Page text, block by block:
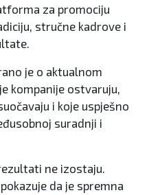
za promociju
stručne kadrove i
je o aktualnom
kompanije ostvaruju,
i koje uspješno
suradnji i
ne izostaju.
da je spremna